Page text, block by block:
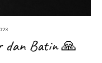
dan Batin 🙏